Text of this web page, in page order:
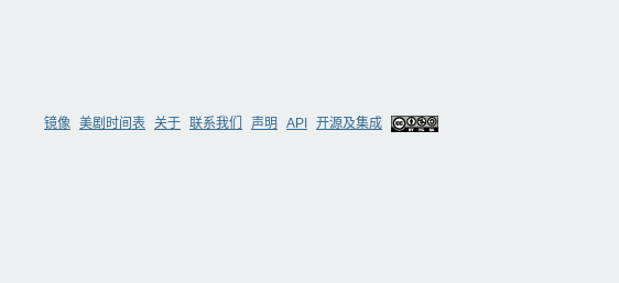
镜像 美剧时间表 关于 联系我们 声明 API 开源及集成